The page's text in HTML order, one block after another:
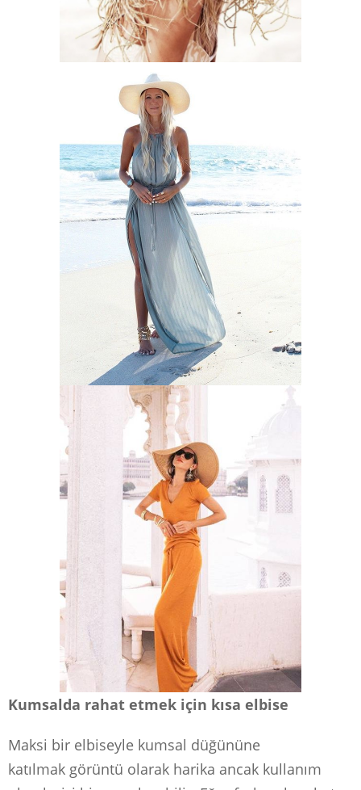
Kumsalda rahat etmek için kısa elbise
Maksi bir elbiseyle kumsal düğününe
katılmak görüntü olarak harika ancak kullanım